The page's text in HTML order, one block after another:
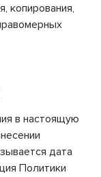
копирования,
в настоящую
дата
Политики